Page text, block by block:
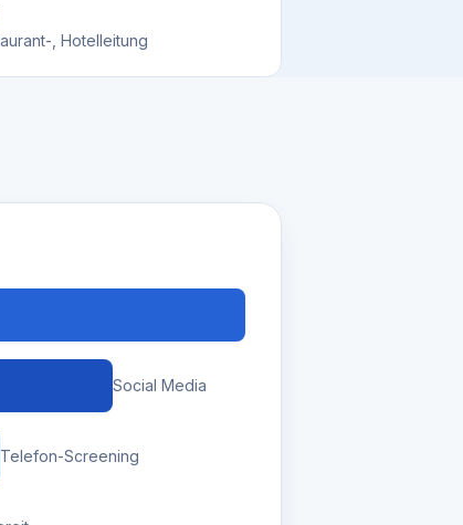
, Hotelleitung
Social Media
Telefon-Screening